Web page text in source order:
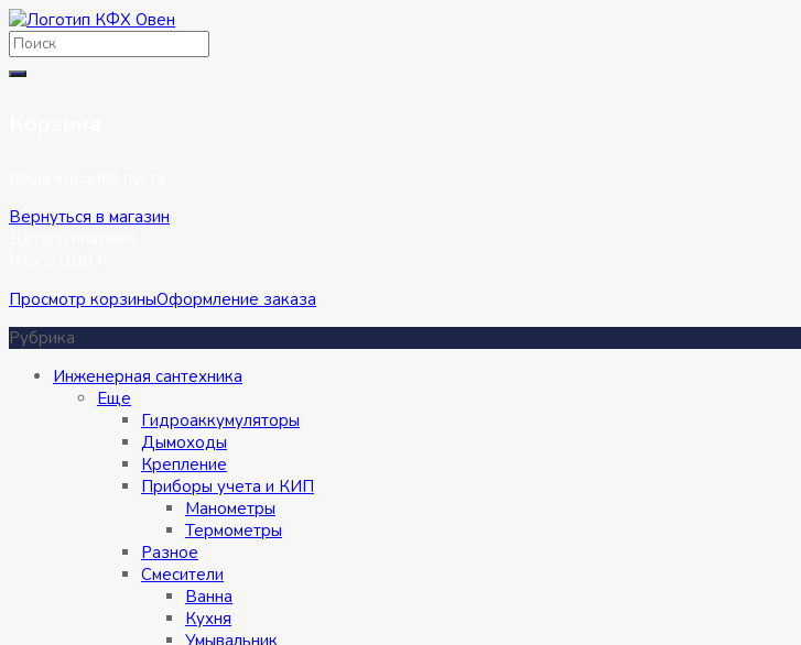
Перейти
к
содержимому
Вернуться в магазин
Просмотр корзиныОформление заказа
Рубрика
Инженерная сантехника
Eще
Гидроаккумуляторы
Дымоходы
Крепление
Приборы учета и КИП
Манометры
Термометры
Разное
Смесители
Ванна
Кухня